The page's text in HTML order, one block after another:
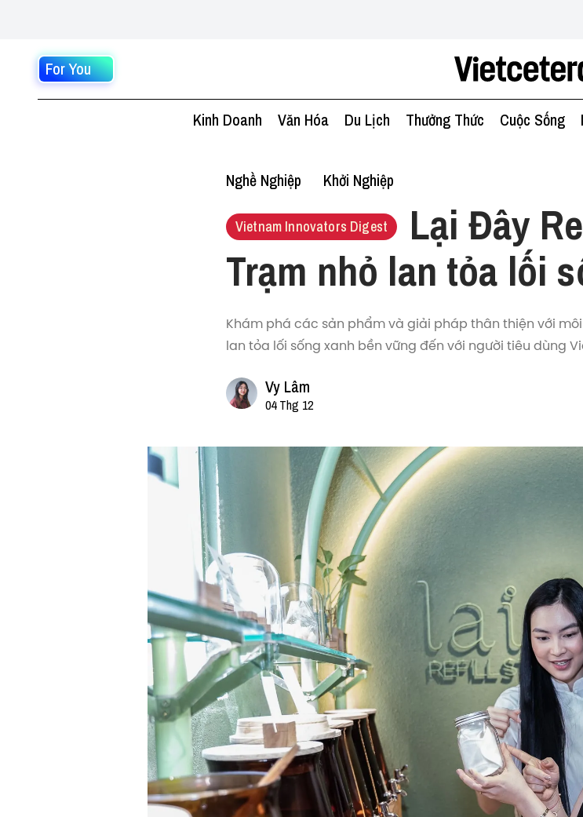
For You
Kinh Doanh Văn Hóa Du Lịch Thưởng Thức Cuộc Sống
Nghề Nghiệp Khởi Nghiệp
Vietnam Innovators Digest
Lại Đây
Trạm nhỏ lan tỏa lối
Khám phá các sản phẩm và giải pháp thân thiện với
lan tỏa lối sống xanh bền vững đến với người tiêu dùng
Vy Lâm
04 Thg 12